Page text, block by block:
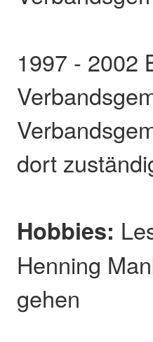
1997 - 2002
dort
Hobbies:
Henning
gehen